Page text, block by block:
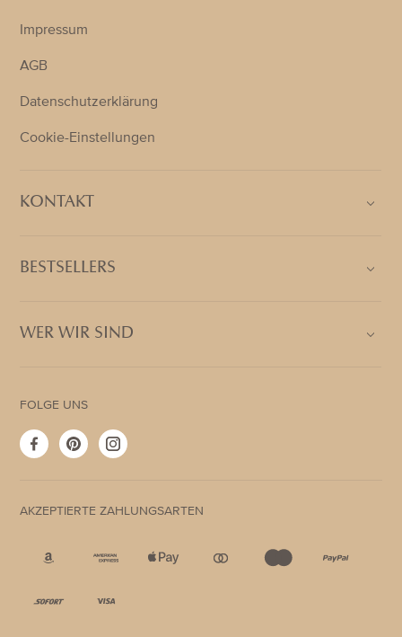
Impressum
AGB
Datenschutzerklärung
Cookie-Einstellungen
KONTAKT
BESTSELLERS
WER WIR SIND
FOLGE UNS
AKZEPTIERTE ZAHLUNGSARTEN
Akzeptierte